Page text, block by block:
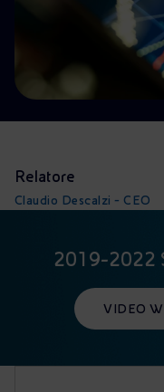
Scenari energetici
Relatore
Claudio Descalzi - CEO
2019-2022
VIDEO